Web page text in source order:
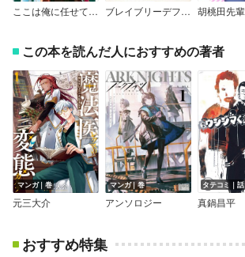
ここは俺に任せて先に行けと言ってから10年がたったら伝説になっていた。【デジタル版限定特典付き】 ブレイブリーデフォルトアンソロジー
この本を読んだ人におすすめの著者
マンガ｜巻
元三大介
マンガ｜巻
アンソロジー
タテコミ｜話
真鍋昌平
おすすめ特集